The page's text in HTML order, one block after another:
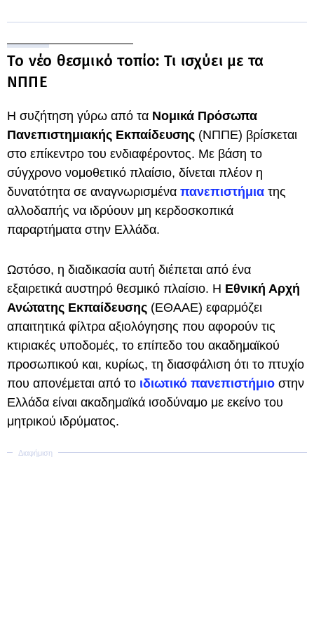
Το νέο θεσμικό τοπίο: Τι ισχύει με τα
ΝΠΠΕ
Η συζήτηση γύρω από τα Νομικά Πρόσωπα
Πανεπιστημιακής Εκπαίδευσης (ΝΠΠΕ) βρίσκεται
στο επίκεντρο του ενδιαφέροντος. Με βάση το
σύγχρονο νομοθετικό πλαίσιο, δίνεται πλέον η
δυνατότητα σε αναγνωρισμένα πανεπιστήμια της
αλλοδαπής να ιδρύουν μη κερδοσκοπικά
παραρτήματα στην Ελλάδα.
Ωστόσο, η διαδικασία αυτή διέπεται από ένα
εξαιρετικά αυστηρό θεσμικό πλαίσιο. Η Εθνική Αρχή
Ανώτατης Εκπαίδευσης (ΕΘΑΑΕ) εφαρμόζει
απαιτητικά φίλτρα αξιολόγησης που αφορούν τις
κτιριακές υποδομές, το επίπεδο του ακαδημαϊκού
προσωπικού και, κυρίως, τη διασφάλιση ότι το πτυχίο
που απονέμεται από το ιδιωτικό πανεπιστήμιο στην
Ελλάδα είναι ακαδημαϊκά ισοδύναμο με εκείνο του
μητρικού ιδρύματος.